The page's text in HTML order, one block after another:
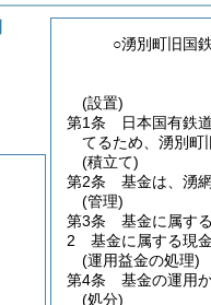
○湧別町旧国
(設置)
第1条
日本国有鉄
てるため、湧別町
(積立て)
第2条
基金は、湧
(管理)
第3条
基金に属す
2
基金に属する現
(運用益金の処理)
第4条
基金の運用
(処分)